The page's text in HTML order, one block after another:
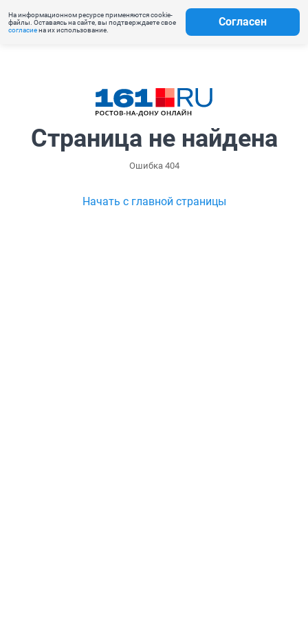
На информационном ресурсе применяются cookie-
файлы. Оставаясь на сайте, вы подтверждаете свое
согласиена их использование.
Согласен
Страница не найдена
Ошибка 404
Начать с главной страницы